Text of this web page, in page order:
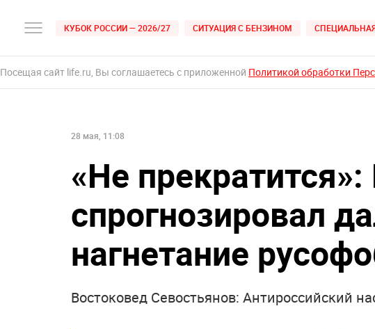
КУБОК РОССИИ — 2026/27 СИТУАЦИЯ С БЕНЗИНОМ
Посещая сайт life.ru, Вы соглашаетесь с приложенной Политикой обработки
28 мая, 11:08
«Не
спрогнозировал
нагнетание
Востоковед Севостьянов: Антироссийский